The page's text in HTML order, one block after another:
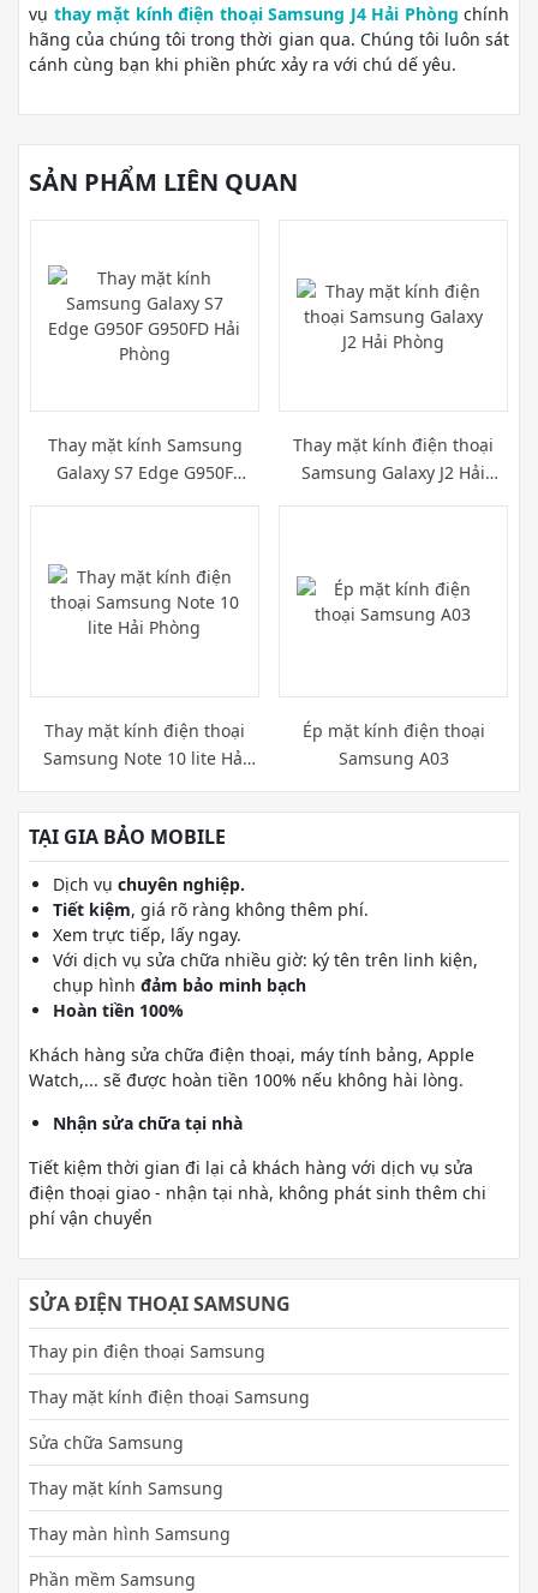
vụ thay mặt kính điện thoại Samsung J4 Hải Phòng chính
hãng của chúng tôi trong thời gian qua. Chúng tôi luôn sát
cánh cùng bạn khi phiền phức xảy ra với chú dế yêu.
SẢN PHẨM LIÊN QUAN
Thay mặt kính Samsung
Galaxy S7 Edge G950F
Thay mặt kính điện thoại
Samsung Galaxy J2 Hải
Thay mặt kính điện thoại
Samsung Note 10 lite Hải
Phòng
Ép mặt kính điện thoại
Samsung A03
TẠI GIA BẢO MOBILE
Dịch vụ chuyên nghiệp.
Tiết kiệm, giá rõ ràng không thêm phí.
Xem trực tiếp, lấy ngay.
Với dịch vụ sửa chữa nhiều giờ: ký tên trên linh kiện,
chụp hình đảm bảo minh bạch
Hoàn tiền 100%
Khách hàng sửa chữa điện thoại, máy tính bảng, Apple
Watch,... sẽ được hoàn tiền 100% nếu không hài lòng.
Nhận sửa chữa tại nhà
Tiết kiệm thời gian đi lại cả khách hàng với dịch vụ sửa
điện thoại giao - nhận tại nhà, không phát sinh thêm chi
phí vận chuyển
SỬA ĐIỆN THOẠI SAMSUNG
Thay pin điện thoại Samsung
Thay mặt kính điện thoại Samsung
Sửa chữa Samsung
Thay mặt kính Samsung
Thay màn hình Samsung
Phần mềm Samsung